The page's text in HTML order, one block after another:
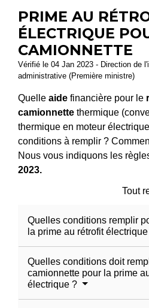
PRIME AU
ÉLECTRIQUE
CAMIONNETTE
Vérifié le 04 Jan 2023 - Direction de
administrative (Première ministre)
Quelle aide financière pour le
camionnette thermique
thermique en moteur
conditions à remplir ?
Nous vous indiquons les
2023.
Tout
Quelles conditions remplir
la prime au rétrofit
Quelles conditions doit
camionnette pour la prime
électrique ?